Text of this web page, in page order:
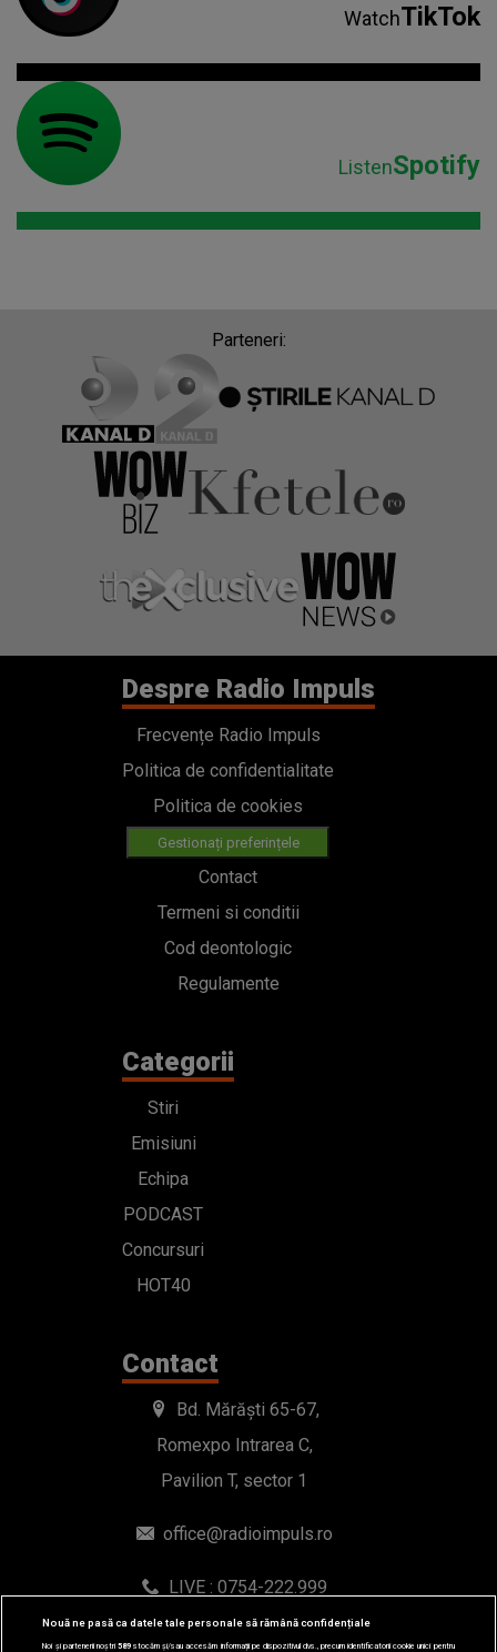
WatchTikTok
ListenSpotify
Parteneri:
Despre Radio Impuls
Frecvențe Radio Impuls
Politica de confidentialitate
Politica de cookies
Gestionați preferințele
Contact
Termeni si conditii
Cod deontologic
Regulamente
Categorii
Stiri
Emisiuni
Echipa
PODCAST
Concursuri
HOT40
Contact
Bd. Mărăști 65-67,
Romexpo Intrarea C,
Pavilion T, sector 1
office@radioimpuls.ro
LIVE : 0754-222.999
WhatsApp: 0754-222.999
Nouă ne pasă ca datele tale personale să rămână confidențiale
Noi și partenerii noștri589stocăm și/sau accesăm informații pe dispozitivul dvs., precum identificatorii cookie unici pentru